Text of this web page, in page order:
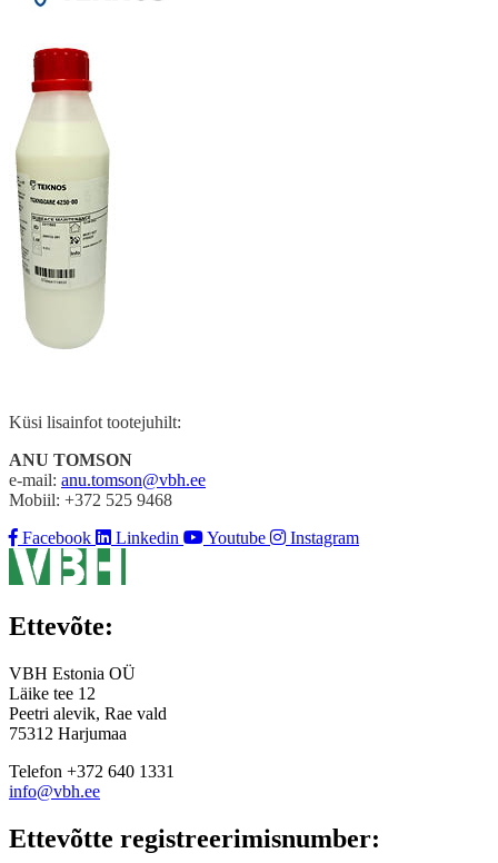
Küsi lisainfot tootejuhilt:
ANU TOMSON
e-mail: anu.tomson@vbh.ee
Mobiil: +372 525 9468
Facebook
Linkedin Youtube Instagram
Ettevõte:
VBH Estonia OÜ
Läike tee 12
Peetri alevik, Rae vald
75312 Harjumaa
Telefon +372 640 1331
info@vbh.ee
Ettevõtte registreerimisnumber: